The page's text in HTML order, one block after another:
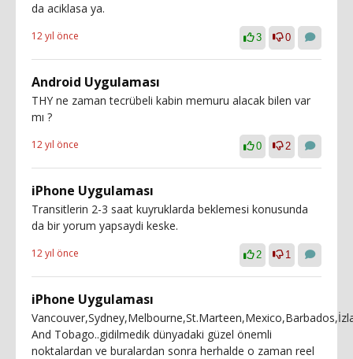
da aciklasa ya.
12 yıl önce 3 0
Android Uygulaması
THY ne zaman tecrübeli kabin memuru alacak bilen var
mı ?
12 yıl önce 0 2
iPhone Uygulaması
Transitlerin 2-3 saat kuyruklarda beklemesi konusunda
da bir yorum yapsaydi keske.
12 yıl önce 2 1
iPhone Uygulaması
And Tobago..gidilmedik dünyadaki güzel önemli
noktalardan ve buralardan sonra herhalde o zaman reel